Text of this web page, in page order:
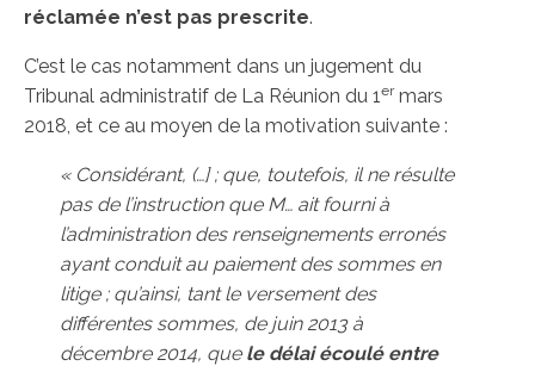
réclamée n’est pas prescrite.
C’est le cas notamment dans un jugement du
Tribunal administratif de La Réunion du 1 ermars
2018, et ce au moyen de la motivation suivante :
« Considérant, (…] ; que, toutefois, il ne résulte
pas de l’instruction que M… ait fourni à
l’administration des renseignements erronés
ayant conduit au paiement des sommes en
litige ; qu’ainsi, tant le versement des
différentes sommes, de juin 2013 à
décembre 2014, que le délai écoulé entre